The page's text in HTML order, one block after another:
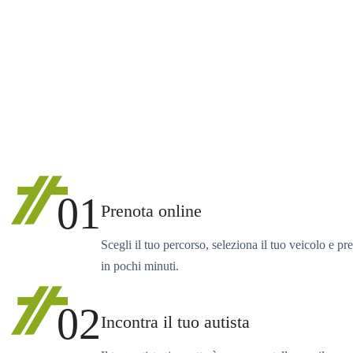
01Prenota online
Scegli il tuo percorso, seleziona il tuo veicolo e
in pochi minuti.
02Incontra il tuo autista